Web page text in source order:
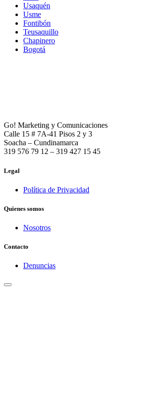
Usaquén
Usme
Fontibón
Teusaquillo
Chapinero
Bogotá
Go! Marketing y Comunicaciones
Calle 15 # 7A-41 Pisos 2 y 3
Soacha – Cundinamarca
319 576 79 12 – 319 427 15 45
Legal
Política de Privacidad
Quienes somos
Nosotros
Contacto
Denuncias